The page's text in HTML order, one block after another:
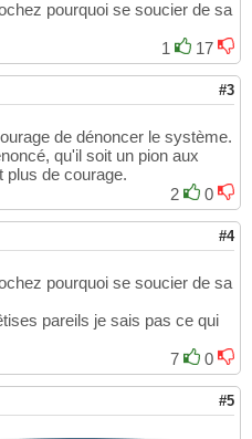
pourquoi se soucier de sa
1
17
#3
de dénoncer le système.
qu'il soit un pion aux
plus de courage.
2
0
#4
pourquoi se soucier de sa
pareils je sais pas ce qui
7
0
#5